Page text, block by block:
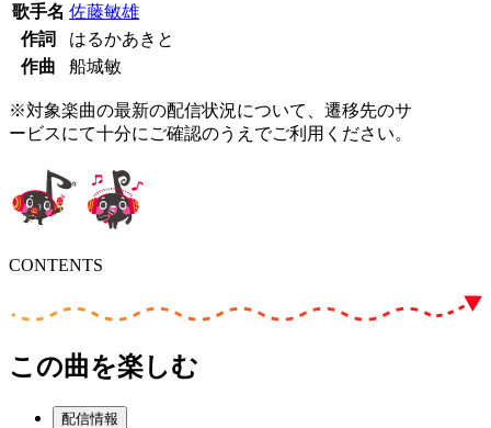
歌手名 佐藤敏雄
作詞
はるかあきと
作曲
船城敏
※対象楽曲の最新の配信状況について、遷移先のサ
ービスにて十分にご確認のうえでご利用ください。
CONTENTS
この曲を楽しむ
配信情報